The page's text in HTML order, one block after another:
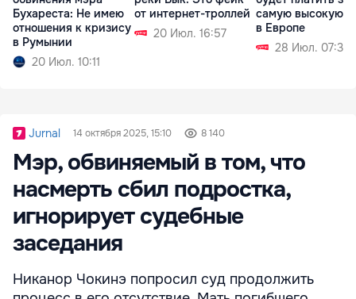
Бухареста: Не имею
отношения к кризису
в Румынии
20 Июл. 10:11
от интернет-троллей
20 Июл. 16:57
самую высокую
в Европе
28 Июл. 07:36
Jurnal 14 октября 2025, 15:10 8 140
Мэр, обвиняемый в том, что
насмерть сбил подростка,
игнорирует судебные
заседания
Никанор Чокинэ попросил суд продолжить